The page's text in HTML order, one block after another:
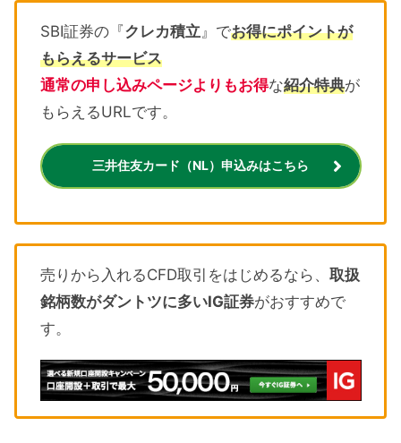
SBI証券の『クレカ積立 』でお得にポイントが
もらえるサービス
通常の申し込みページよりもお得な紹介特典が
もらえるURLです。
三井住友カード（NL）申込みはこちら
売りから入れるCFD取引をはじめるなら、 取扱
銘柄数がダントツに多いIG証券がおすすめで
す。